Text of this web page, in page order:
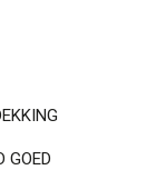
GOED